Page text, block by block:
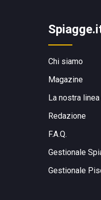
Chi siamo
Magazine
La nostra
Redazione
F.A.Q.
Gestionale
Gestionale